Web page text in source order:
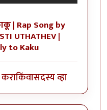
| Rap Song by
UTHATHEV |
to Kaku
किंवासदस्य व्हा